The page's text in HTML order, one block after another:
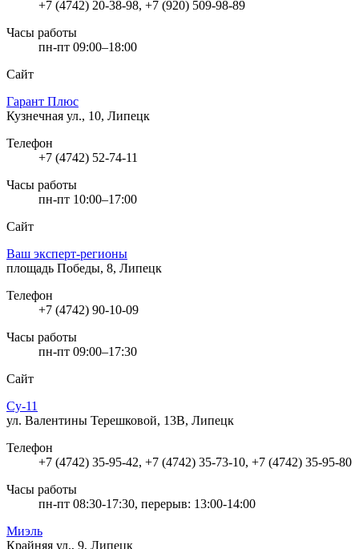
+7 (4742) 20-38-98, +7 (920) 509-98-89
Часы работы
пн-пт 09:00–18:00
Сайт
Гарант Плюс
Кузнечная ул., 10, Липецк
Телефон
+7 (4742) 52-74-11
Часы работы
пн-пт 10:00–17:00
Сайт
Ваш эксперт-регионы
площадь Победы, 8, Липецк
Телефон
+7 (4742) 90-10-09
Часы работы
пн-пт 09:00–17:30
Сайт
Су-11
ул. Валентины Терешковой, 13В, Липецк
Телефон
+7 (4742) 35-95-42, +7 (4742) 35-73-10, +7 (4742) 35-95-80
Часы работы
пн-пт 08:30-17:30, перерыв: 13:00-14:00
Миэль
Крайняя ул., 9, Липецк